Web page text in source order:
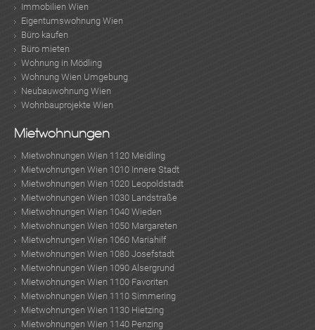
Immobilien Wien
Eigentumswohnung Wien
Büro kaufen
Büro mieten
Wohnung in Mödling
Wohnung Wien Umgebung
Neubauwohnung Wien
Wohnbauprojekte Wien
Mietwohnungen
Mietwohnungen Wien 1120 Meidling
Mietwohnungen Wien 1010 Innere Stadt
Mietwohnungen Wien 1020 Leopoldstadt
Mietwohnungen Wien 1030 Landstraße
Mietwohnungen Wien 1040 Wieden
Mietwohnungen Wien 1050 Margareten
Mietwohnungen Wien 1060 Mariahilf
Mietwohnungen Wien 1080 Josefstadt
Mietwohnungen Wien 1090 Alsergrund
Mietwohnungen Wien 1100 Favoriten
Mietwohnungen Wien 1110 Simmering
Mietwohnungen Wien 1130 Hietzing
Mietwohnungen Wien 1140 Penzing